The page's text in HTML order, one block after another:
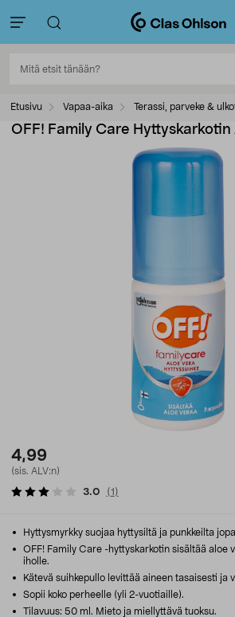
Etusivu Vapaa-aika Terassi, parveke &
OFF! Family Care Hyttyskarkotin
4,99
(sis. ALV:n)
3.0 (1 )
Hyttysmyrkky suojaa hyttysiltä ja punkkeilta
OFF! Family Care -hyttyskarkotin sisältää aloe
iholle.
Kätevä suihkepullo levittää aineen tasaisesti ja
Sopii koko perheelle (yli 2-vuotiaille).
Tilavuus: 50 ml. Mieto ja miellyttävä tuoksu.